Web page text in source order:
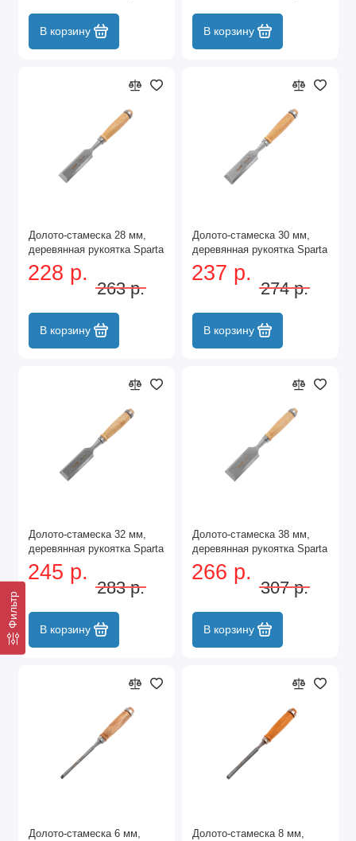
Фильтр
В корзину В корзину
Долото-стамеска 28 мм,
деревянная рукоятка Sparta
228 р.
263 р.
В корзину
Долото-стамеска 30 мм,
деревянная рукоятка Sparta
237 р.
274 р.
В корзину
Долото-стамеска 32 мм,
деревянная рукоятка Sparta
245 р.
283 р.
В корзину
Долото-стамеска 38 мм,
деревянная рукоятка Sparta
266 р.
307 р.
В корзину
Долото-стамеска 6 мм,
Долото-стамеска 8 мм,